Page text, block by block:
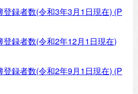
録者数(令和3年3月1日現在) (P
登録者数(令和2年12月1日現在)
録者数(令和2年9月1日現在) (P